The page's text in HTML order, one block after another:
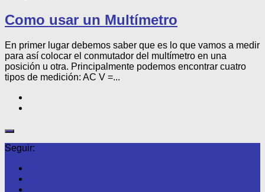
Como usar un Multímetro
En primer lugar debemos saber que es lo que vamos a medir
para así colocar el conmutador del multímetro en una
posición u otra. Principalmente podemos encontrar cuatro
tipos de medición: AC V =...
Seguir: